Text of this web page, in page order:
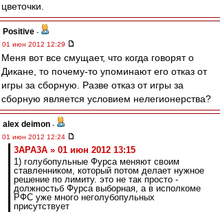
цветочки.
Positive -
01 июн 2012 12:29
Меня вот все смущает, что когда говорят о
Дикане, то почему-то упоминают его отказ от
игры за сборную. Разве отказ от игры за
сборную является условием нелегионерства?
alex deimon -
01 июн 2012 12:24
3APA3A » 01 июн 2012 13:15
1) голубопульные Фурса меняют своим
ставленником, который потом делает нужное
решение по лимиту. это не так просто -
должностьб Фурса выборная, а в исполкоме
РФС уже много неголубопульных
присутствует